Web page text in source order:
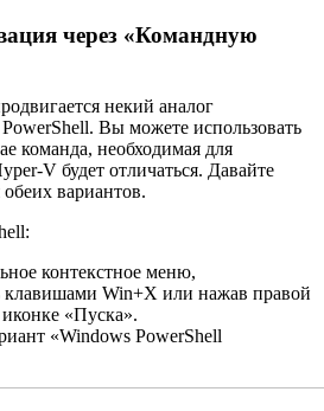
через «Командную
некий аналог
Вы можете использовать
команда, необходимая для
V будет отличаться. Давайте
вариантов.
контекстное меню,
клавишами Win+X или нажав правой
«Пуска».
«Windows PowerShell